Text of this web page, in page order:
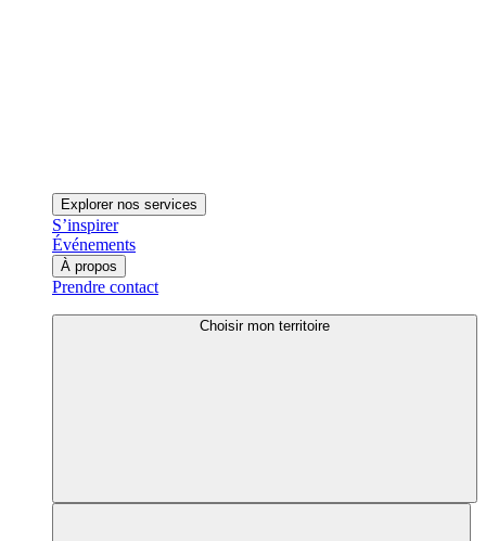
Explorer nos services
S’inspirer
Événements
À propos
Prendre contact
Choisir mon territoire